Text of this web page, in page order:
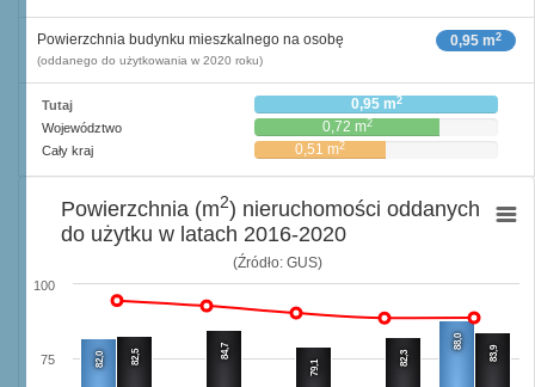
0,95 m2
Powierzchnia budynku mieszkalnego na osobę
(oddanego do użytkowania w 2020 roku)
Tutaj 0,95 m2
Województwo 0,72 m2
Cały kraj 0,51 m2
(Źródło: GUS)
82,0
88,0
82,5
84,7
79,1
82,3 83,9
75
100
Powierzchnia (m2) nieruchomości oddanych
do użytku w latach 2016-2020